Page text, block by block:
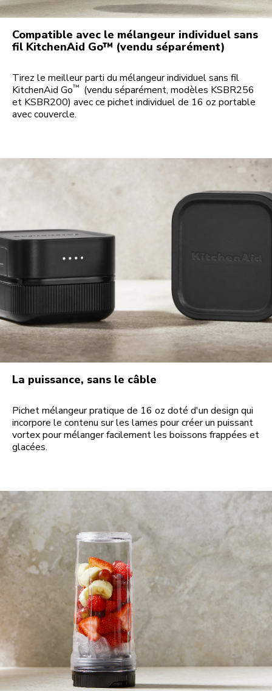
Compatible avec le mélangeur individuel sans
fil KitchenAid Go™ (vendu séparément)
Tirez le meilleur parti du mélangeur individuel sans fil
KitchenAid Go™ (vendu séparément, modèles KSBR256
et KSBR200) avec ce pichet individuel de 16 oz portable
avec couvercle.
La puissance, sans le câble
Pichet mélangeur pratique de 16 oz doté d'un design qui
incorpore le contenu sur les lames pour créer un puissant
vortex pour mélanger facilement les boissons frappées et
glacées.